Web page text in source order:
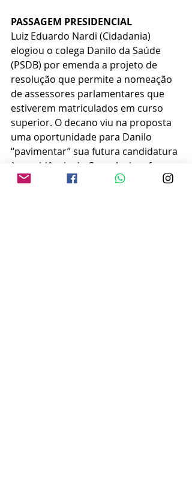
PASSAGEM PRESIDENCIAL
Luiz Eduardo Nardi (Cidadania)
elogiou o colega Danilo da Saúde
(PSDB) por emenda a projeto de
resolução que permite a nomeação
de assessores parlamentares que
estiverem matriculados em curso
superior. O decano viu na proposta
uma oportunidade para Danilo
“pavimentar” sua futura candidatura
à presidência da Casa. Ambos foram
reeleitos e, por ora, seriam os dois